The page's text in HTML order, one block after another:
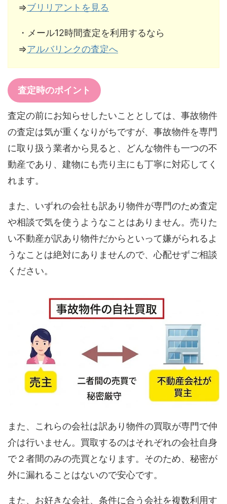
⇒ブリリアントを見る
・メール12時間査定を利用するなら
⇒アルバリンクの査定へ
査定時のポイント
査定の前にお知らせしたいこととしては、事故物件
の査定は気が重くなりがちですが、事故物件を専門
に取り扱う業者から見ると、どんな物件も一つの不
動産であり、建物にも売り主にも丁寧に対応してく
れます。
また、いずれの会社も訳あり物件が専門のため査定
や相談で気を使うようなことはありません。売りた
い不動産が訳あり物件だからといって嫌がられるよ
うなことは絶対にありませんので、心配せずご相談
ください。
また、これらの会社は訳あり物件の買取が専門で仲
介は行いません。買取するのはそれぞれの会社自身
で２者間のみの売買となります。そのため、秘密が
外に漏れることはないので安心です。
また、お好きな会社、条件に合う会社を複数利用す